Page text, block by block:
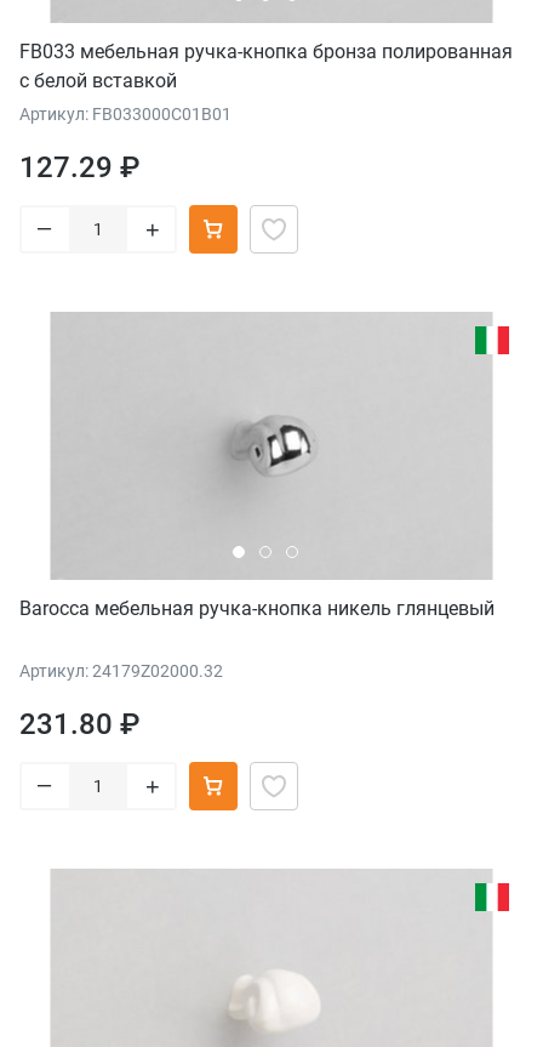
FB033 мебельная ручка-кнопка бронза полированная
с белой вставкой
Артикул: FB033000C01B01
127.29 ₽
– +
Barocca мебельная ручка-кнопка никель глянцевый
Артикул: 24179Z02000.32
231.80 ₽
– +